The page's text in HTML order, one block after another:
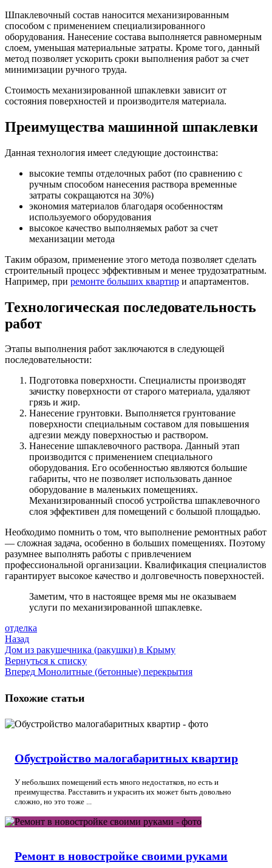
Шпаклевочный состав наносится механизированным
способом с применением специализированного
оборудования. Нанесение состава выполняется равномерным
слоем, уменьшая материальные затраты. Кроме того, данный
метод позволяет ускорить сроки выполнения работ за счет
минимизации ручного труда.
Стоимость механизированной шпаклевки зависит от
состояния поверхностей и производителя материала.
Преимущества машинной шпаклевки
Данная технология имеет следующие достоинства:
высокие темпы отделочных работ (по сравнению с
ручным способом нанесения раствора временные
затраты сокращаются на 30%)
экономия материалов благодаря особенностям
используемого оборудования
высокое качество выполняемых работ за счет
механизации метода
Таким образом, применение этого метода позволяет сделать
строительный процесс эффективным и менее трудозатратным.
Например, при ремонте больших квартир и апартаментов.
Технологическая последовательность
работ
Этапы выполнения работ заключаются в следующей
последовательности:
Подготовка поверхности. Специалисты производят
зачистку поверхности от старого материала, удаляют
грязь и жир.
Нанесение грунтовки. Выполняется грунтование
поверхности специальным составом для повышения
адгезии между поверхностью и раствором.
Нанесение шпаклевочного раствора. Данный этап
производится с применением специального
оборудования. Его особенностью являются большие
габариты, что не позволяет использовать данное
оборудование в маленьких помещениях.
Механизированный способ устройства шпаклевочного
слоя эффективен для помещений с большой площадью.
Необходимо помнить о том, что выполнение ремонтных работ
— сложная задача, особенно в больших помещениях. Поэтому
разумнее выполнять работы с привлечением
профессиональной организации. Квалификация специалистов
гарантирует высокое качество и долговечность поверхностей.
Заметим, что в настоящее время мы не оказываем
услуги по механизированной шпаклевке.
отделка
Назад
Дом из ракушечника (ракушки) в Крыму
Вернуться к списку
Вперед Монолитные (бетонные) перекрытия
Похожие статьи
Обустройство малогабаритных квартир
У небольших помещений есть много недостатков, но есть и
преимущества. Расставить и украсить их может быть довольно
сложно, но это тоже ...
Ремонт в новостройке своими руками